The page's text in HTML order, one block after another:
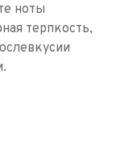
ноты
терпкость,